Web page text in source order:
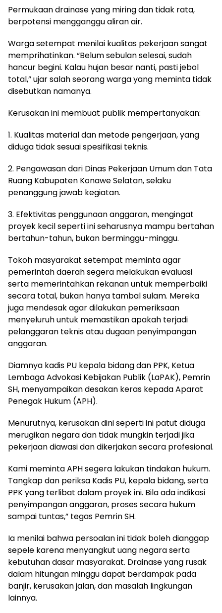
Permukaan drainase yang miring dan tidak rata,
berpotensi mengganggu aliran air.
Warga setempat menilai kualitas pekerjaan sangat
memprihatinkan. “Belum sebulan selesai, sudah
hancur begini. Kalau hujan besar nanti, pasti jebol
total,” ujar salah seorang warga yang meminta tidak
disebutkan namanya.
Kerusakan ini membuat publik mempertanyakan:
1. Kualitas material dan metode pengerjaan, yang
diduga tidak sesuai spesifikasi teknis.
2. Pengawasan dari Dinas Pekerjaan Umum dan Tata
Ruang Kabupaten Konawe Selatan, selaku
penanggung jawab kegiatan.
3. Efektivitas penggunaan anggaran, mengingat
proyek kecil seperti ini seharusnya mampu bertahan
bertahun-tahun, bukan berminggu-minggu.
Tokoh masyarakat setempat meminta agar
pemerintah daerah segera melakukan evaluasi
serta memerintahkan rekanan untuk memperbaiki
secara total, bukan hanya tambal sulam. Mereka
juga mendesak agar dilakukan pemeriksaan
menyeluruh untuk memastikan apakah terjadi
pelanggaran teknis atau dugaan penyimpangan
anggaran.
Diamnya kadis PU kepala bidang dan PPK, Ketua
Lembaga Advokasi Kebijakan Publik (LaPAK), Pemrin
SH, menyampaikan desakan keras kepada Aparat
Penegak Hukum (APH).
Menurutnya, kerusakan dini seperti ini patut diduga
merugikan negara dan tidak mungkin terjadi jika
pekerjaan diawasi dan dikerjakan secara profesional.
Kami meminta APH segera lakukan tindakan hukum.
Tangkap dan periksa Kadis PU, kepala bidang, serta
PPK yang terlibat dalam proyek ini. Bila ada indikasi
penyimpangan anggaran, proses secara hukum
sampai tuntas,” tegas Pemrin SH.
Ia menilai bahwa persoalan ini tidak boleh dianggap
sepele karena menyangkut uang negara serta
kebutuhan dasar masyarakat. Drainase yang rusak
dalam hitungan minggu dapat berdampak pada
banjir, kerusakan jalan, dan masalah lingkungan
lainnya.